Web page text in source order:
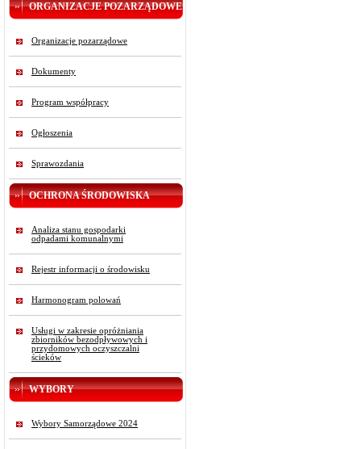
ORGANIZACJE POZARZĄDOWE
Organizacje pozarządowe
Dokumenty
Program współpracy
Ogłoszenia
Sprawozdania
OCHRONA ŚRODOWISKA
Analiza stanu gospodarki
odpadami komunalnymi
Rejestr informacji o środowisku
Harmonogram polowań
Usługi w zakresie opróżniania
zbiorników bezodpływowych i
przydomowych oczyszczalni
ścieków
WYBORY
Wybory Samorządowe 2024